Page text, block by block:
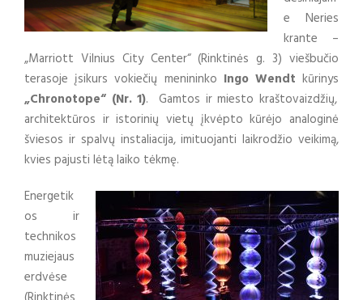
e Neries
krante –
„Marriott Vilnius City Center“ (Rinktinės g. 3) viešbučio
terasoje įsikurs vokiečių menininko Ingo Wendtkūrinys
„Chronotope“ (Nr. 1). Gamtos ir miesto kraštovaizdžių,
architektūros ir istorinių vietų įkvėpto kūrėjo analoginė
šviesos ir spalvų instaliacija, imituojanti laikrodžio veikimą,
kvies pajusti lėtą laiko tėkmę.
Energetik
os ir
technikos
muziejaus
erdvėse